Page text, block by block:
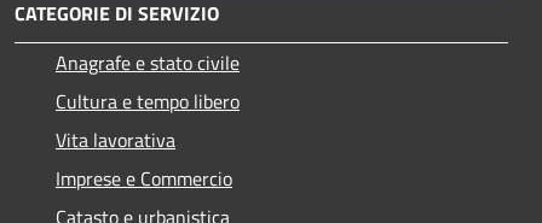
CATEGORIE DI SERVIZIO
Anagrafe e stato civile
Cultura e tempo libero
Vita lavorativa
Imprese e Commercio
Catasto e urbanistica